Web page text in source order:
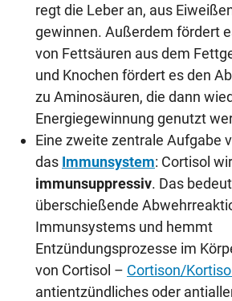
regt die Leber an, aus
gewinnen. Außerdem fördert
von Fettsäuren aus dem
und Knochen fördert es den
zu Aminosäuren, die dann
Energiegewinnung genutzt
Eine zweite zentrale Aufgabe
das Immunsystem: Cortisol
immunsuppressiv. Das
überschießende
Immunsystems und hemmt
Entzündungsprozesse im
von Cortisol – Cortison/
antientzündliches oder